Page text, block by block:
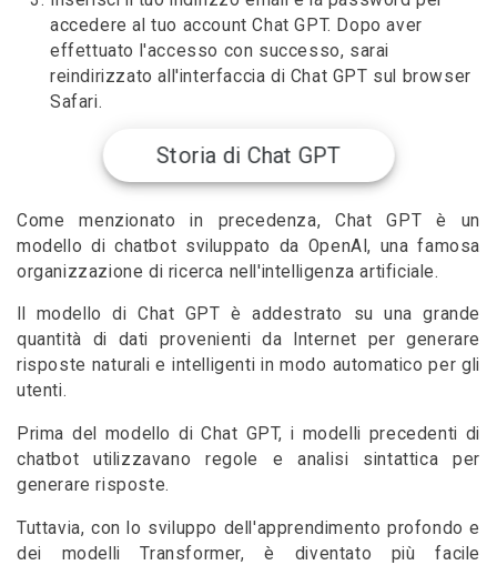
accedere al tuo account Chat GPT. Dopo aver
effettuato l'accesso con successo, sarai
reindirizzato all'interfaccia di Chat GPT sul browser
Safari.
Storia di Chat GPT
Come menzionato in precedenza, Chat GPT è un
modello di chatbot sviluppato da OpenAI, una famosa
organizzazione di ricerca nell'intelligenza artificiale.
Il modello di Chat GPT è addestrato su una grande
quantità di dati provenienti da Internet per generare
risposte naturali e intelligenti in modo automatico per gli
utenti.
Prima del modello di Chat GPT, i modelli precedenti di
chatbot utilizzavano regole e analisi sintattica per
generare risposte.
Tuttavia, con lo sviluppo dell'apprendimento profondo e
dei modelli Transformer, è diventato più facile